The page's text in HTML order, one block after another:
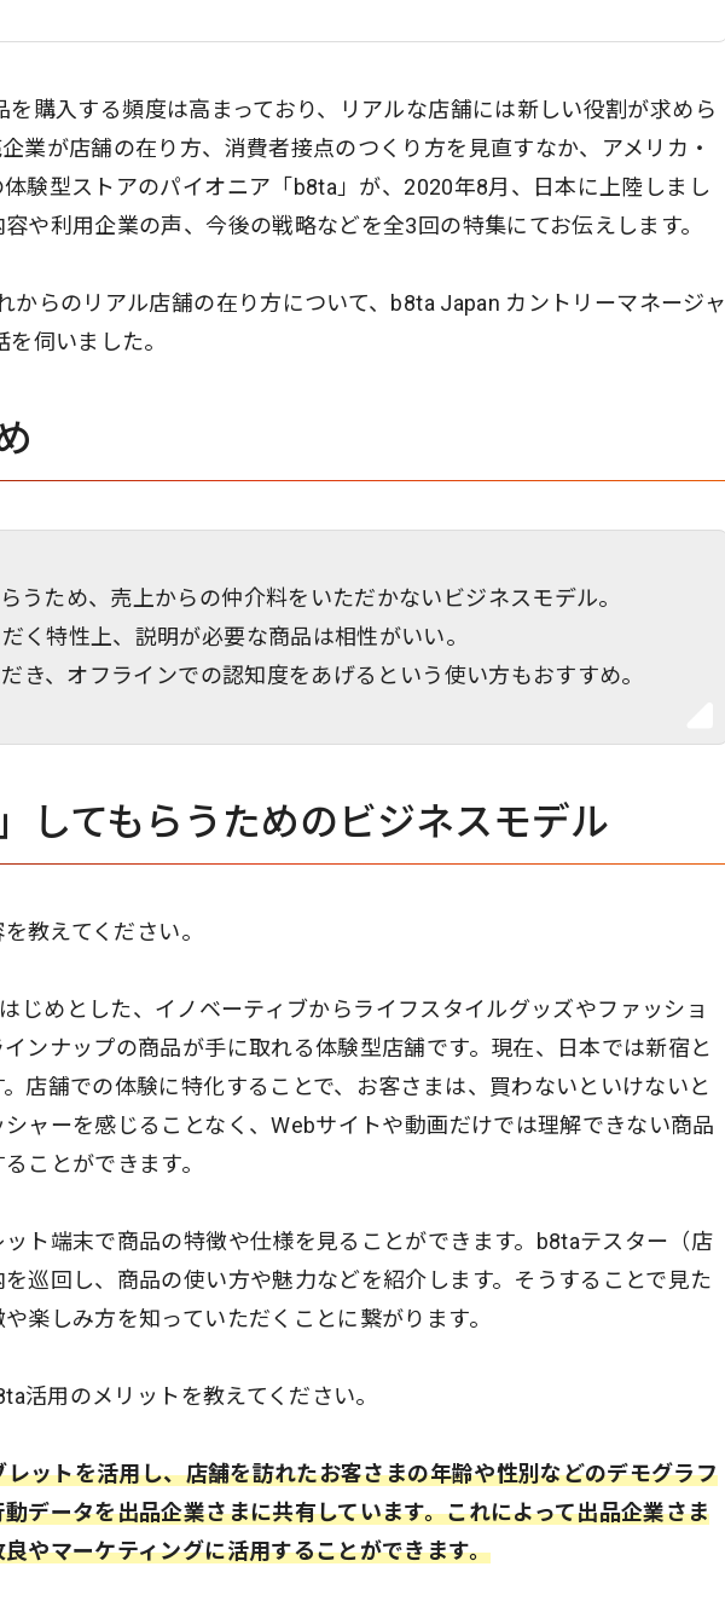
を購入する頻度は高まっており、リアルな店舗には新しい役割が求めら
業が店舗の在り方、消費者接点のつくり方を見直すなか、アメリカ・
験型ストアのパイオニア「b8ta」が、2020年8月、日本に上陸しまし
や利用企業の声、今後の戦略などを全3回の特集にてお伝えします。
からのリアル店舗の在り方について、b8ta Japan カントリーマネージャ
伺いました。
うため、売上からの仲介料をいただかないビジネスモデル。
く特性上、説明が必要な商品は相性がいい。
き、オフラインでの認知度をあげるという使い方もおすすめ。
してもらうためのビジネスモデル
教えてください。
じめとした、イノベーティブからライフスタイルグッズやファッショ
ンナップの商品が手に取れる体験型店舗です。現在、日本では新宿と
店舗での体験に特化することで、お客さまは、買わないといけないと
ャーを感じることなく、Webサイトや動画だけでは理解できない商品
ことができます。
ト端末で商品の特徴や仕様を見ることができます。b8taテスター（店
巡回し、商品の使い方や魅力などを紹介します。そうすることで見た
楽しみ方を知っていただくことに繋がります。
活用のメリットを教えてください。
ットを活用し、店舗を訪れたお客さまの年齢や性別などのデモグラフ
データを出品企業さまに共有しています。これによって出品企業さま
やマーケティングに活用することができます。